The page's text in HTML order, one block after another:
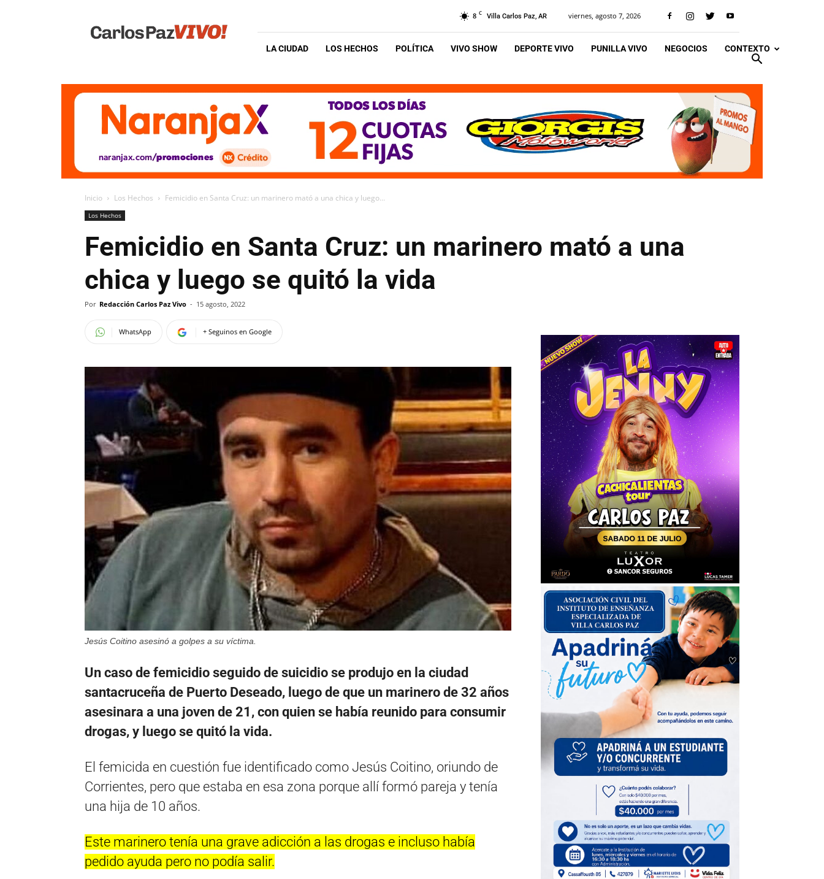
Vivo
8 C Villa Carlos Paz, AR viernes, agosto 7, 2026
LA CIUDAD LOS HECHOS POLÍTICA VIVO SHOW DEPORTE VIVO PUNILLA VIVO NEGOCIOS CONTEXTO
Inicio Los Hechos Femicidio en Santa Cruz: un marinero mató a una chica y luego...
Los Hechos
Femicidio en Santa Cruz: un marinero mató a una
chica y luego se quitó la vida
Por Redacción Carlos Paz Vivo - 15 agosto, 2022
WhatsApp + Seguinos en Google
Jesús Coitino asesinó a golpes a su víctima.
Un caso de femicidio seguido de suicidio se produjo en la ciudad
santacruceña de Puerto Deseado, luego de que un marinero de 32 años
asesinara a una joven de 21, con quien se había reunido para consumir
drogas, y luego se quitó la vida.
El femicida en cuestión fue identificado como Jesús Coitino, oriundo de
Corrientes, pero que estaba en esa zona porque allí formó pareja y tenía
una hija de 10 años.
Este marinero tenía una grave adicción a las drogas e incluso había
pedido ayuda pero no podía salir.